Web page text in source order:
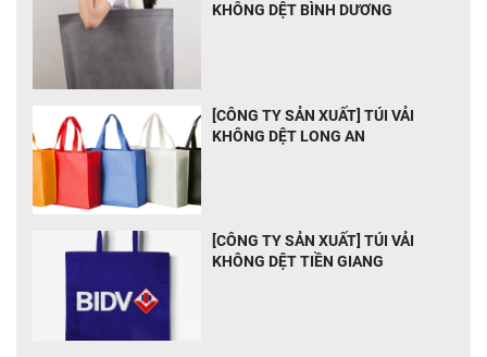
KHÔNG DỆT BÌNH DƯƠNG
[CÔNG TY SẢN XUẤT] TÚI VẢI
KHÔNG DỆT LONG AN
[CÔNG TY SẢN XUẤT] TÚI VẢI
KHÔNG DỆT TIỀN GIANG